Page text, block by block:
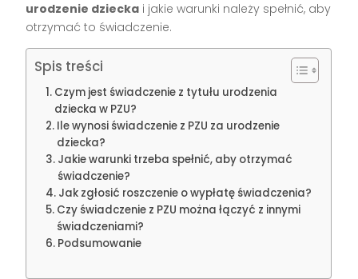
urodzenie dziecka i jakie warunki należy spełnić, aby
otrzymać to świadczenie.
Spis treści
Czym jest świadczenie z tytułu urodzenia
dziecka w PZU?
Ile wynosi świadczenie z PZU za urodzenie
dziecka?
Jakie warunki trzeba spełnić, aby otrzymać
świadczenie?
Jak zgłosić roszczenie o wypłatę świadczenia?
Czy świadczenie z PZU można łączyć z innymi
świadczeniami?
Podsumowanie